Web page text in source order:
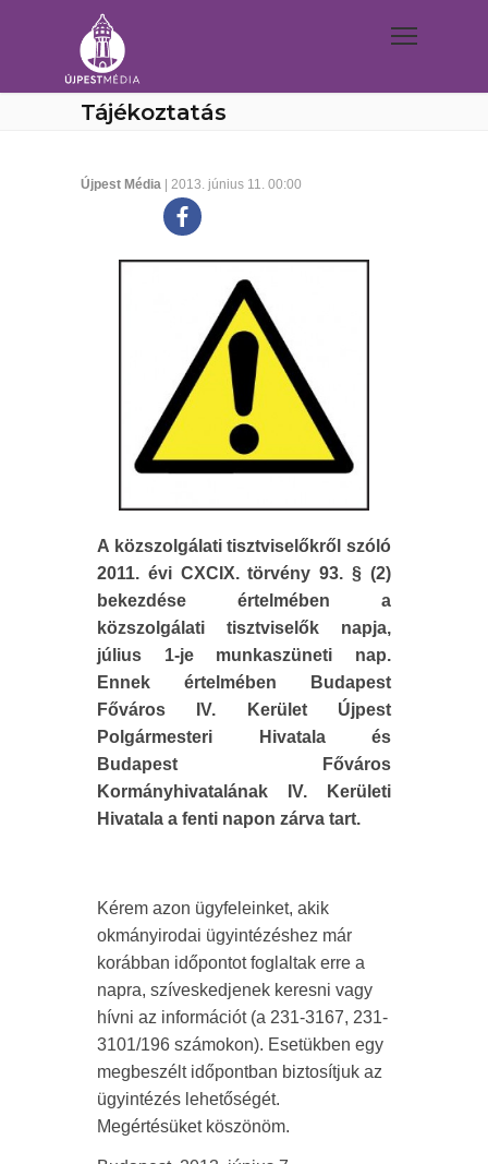
Tájékoztatás
Újpest Média | 2013. június 11. 00:00
A közszolgálati tisztviselőkről szóló
2011. évi CXCIX. törvény 93. § (2)
bekezdése értelmében a
közszolgálati tisztviselők napja,
július 1-je munkaszüneti nap.
Ennek értelmében Budapest
Főváros IV. Kerület Újpest
Polgármesteri Hivatala és
Budapest Főváros
Kormányhivatalának IV. Kerületi
Hivatala a fenti napon zárva tart.
Kérem azon ügyfeleinket, akik
okmányirodai ügyintézéshez már
korábban időpontot foglaltak erre a
napra, szíveskedjenek keresni vagy
hívni az információt (a 231-3167, 231-
3101/196 számokon). Esetükben egy
megbeszélt időpontban biztosítjuk az
ügyintézés lehetőségét.
Megértésüket köszönöm.